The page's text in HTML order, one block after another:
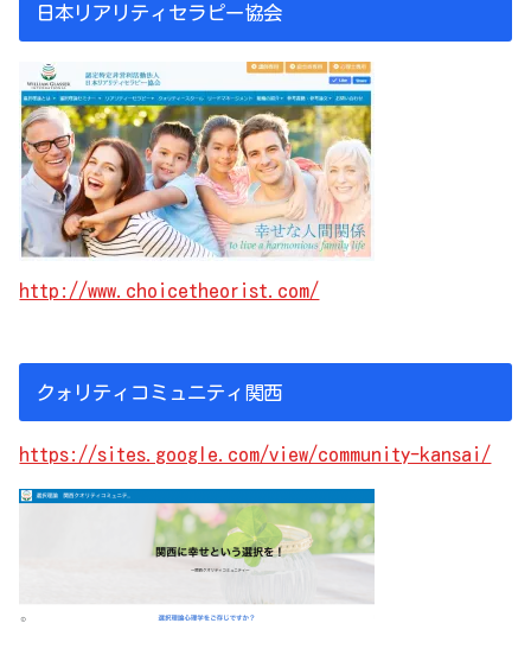
日本リアリティセラピー協会
http://www.choicetheorist.com/
クォリティコミュニティ関西
https://sites.google.com/view/community-kansai/